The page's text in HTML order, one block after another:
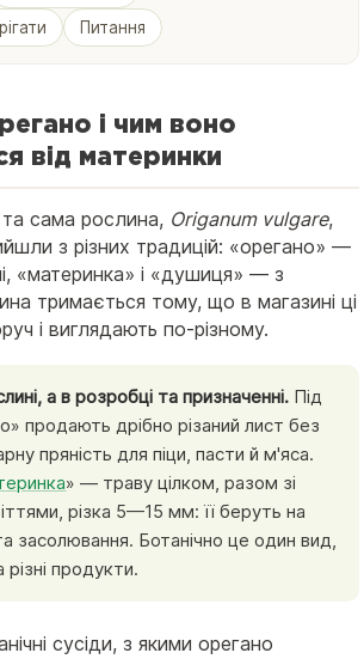
Питання
і чим воно
від материнки
сама рослина, Origanum vulgare,
з різних традицій: «орегано» —
«материнка» і «душиця» — з
тримається тому, що в магазині ці
і виглядають по-різному.
а в розробці та призначенні. Під
продають дрібно різаний лист без
пряність для піци, пасти й м'яса.
» — траву цілком, разом зі
різка 5—15 мм: її беруть на
засолювання. Ботанічно це один вид,
продукти.
сусіди, з якими орегано